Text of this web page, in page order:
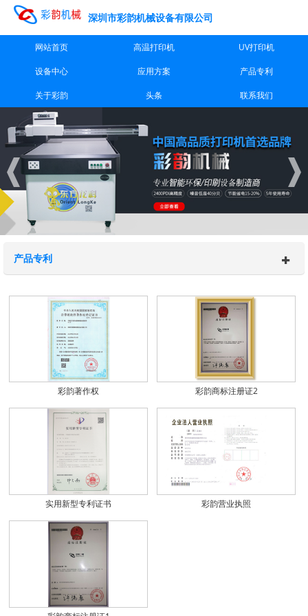
深圳市彩韵机械设备有限公司
网站首页 高温打印机 UV打印机
设备中心 应用方案 产品专利
关于彩韵 头条 联系我们
产品专利
彩韵著作权 彩韵商标注册证2
实用新型专利证书 彩韵营业执照